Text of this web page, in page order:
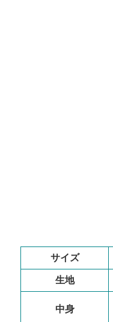
サイズ
生地
中身